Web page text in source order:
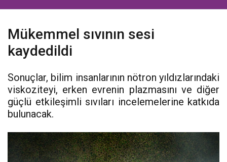
Mükemmel sıvının sesi
kaydedildi
Sonuçlar, bilim insanlarının nötron yıldızlarındaki
viskoziteyi, erken evrenin plazmasını ve diğer
güçlü etkileşimli sıvıları incelemelerine katkıda
bulunacak.